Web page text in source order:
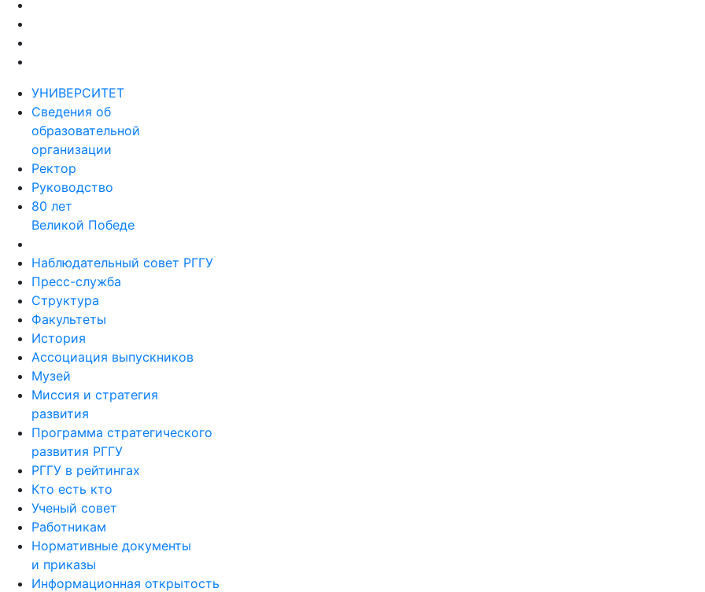
УНИВЕРСИТЕТ
Сведения об
образовательной
организации
Ректор
Руководство
80 лет
Великой Победе
Наблюдательный совет РГГУ
Пресс-служба
Структура
Факультеты
История
Ассоциация выпускников
Музей
Миссия и стратегия
развития
Программа стратегического
развития РГГУ
РГГУ в рейтингах
Кто есть кто
Ученый совет
Работникам
Нормативные документы
и приказы
Информационная открытость